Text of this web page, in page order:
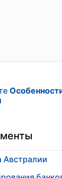
Австралии